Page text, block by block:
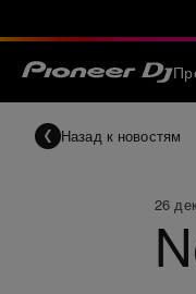
Назад к новостям
26